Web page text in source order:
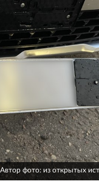
Автор фото: из открытых